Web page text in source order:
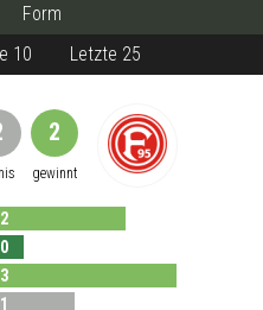
Form
10 Letzte 25
2
gewinnt
2
0
3
1